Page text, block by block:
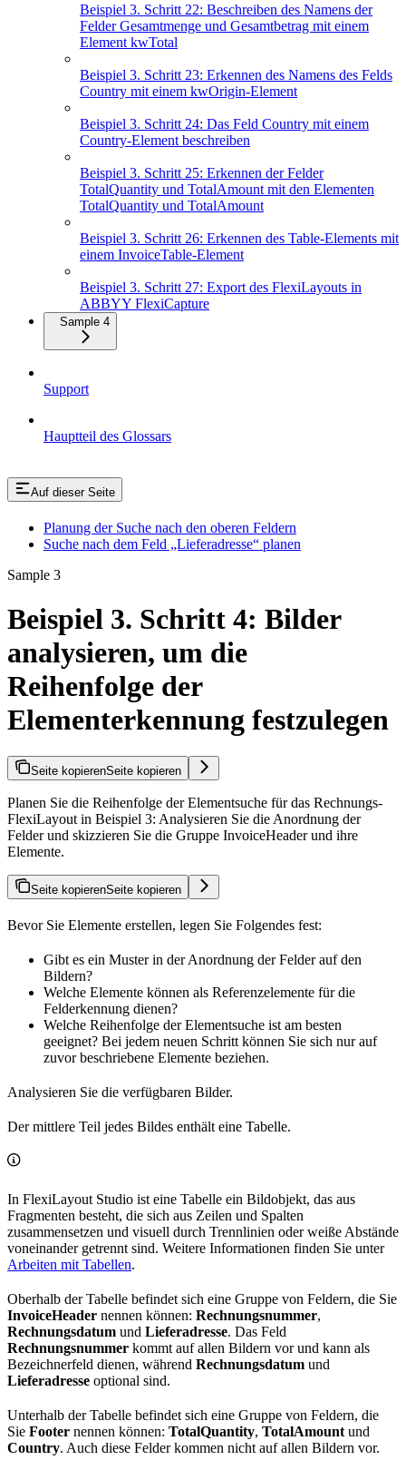
Beispiel 3. Schritt 22: Beschreiben des Namens der
Felder Gesamtmenge und Gesamtbetrag mit einem
Element kwTotal
Beispiel 3. Schritt 23: Erkennen des Namens des Felds
Country mit einem kwOrigin-Element
Beispiel 3. Schritt 24: Das Feld Country mit einem
Country-Element beschreiben
Beispiel 3. Schritt 25: Erkennen der Felder
TotalQuantity und TotalAmount mit den Elementen
TotalQuantity und TotalAmount
Beispiel 3. Schritt 26: Erkennen des Table-Elements mit
einem InvoiceTable-Element
Beispiel 3. Schritt 27: Export des FlexiLayouts in
ABBYY FlexiCapture
Sample 4
Support
Hauptteil des Glossars
Auf dieser Seite
Planung der Suche nach den oberen Feldern
Suche nach dem Feld „Lieferadresse“ planen
Sample 3
Beispiel 3. Schritt 4: Bilder
analysieren, um die
Reihenfolge der
Elementerkennung festzulegen
Seite kopierenSeite kopieren
Planen Sie die Reihenfolge der Elementsuche für das Rechnungs-
FlexiLayout in Beispiel 3: Analysieren Sie die Anordnung der
Felder und skizzieren Sie die Gruppe InvoiceHeader und ihre
Elemente.
Seite kopierenSeite kopieren
Bevor Sie Elemente erstellen, legen Sie Folgendes fest:
Gibt es ein Muster in der Anordnung der Felder auf den
Bildern?
Welche Elemente können als Referenzelemente für die
Felderkennung dienen?
Welche Reihenfolge der Elementsuche ist am besten
geeignet? Bei jedem neuen Schritt können Sie sich nur auf
zuvor beschriebene Elemente beziehen.
Analysieren Sie die verfügbaren Bilder.
Der mittlere Teil jedes Bildes enthält eine Tabelle.
In FlexiLayout Studio ist eine Tabelle ein Bildobjekt, das aus
Fragmenten besteht, die sich aus Zeilen und Spalten
zusammensetzen und visuell durch Trennlinien oder weiße Abstände
voneinander getrennt sind. Weitere Informationen finden Sie unter
Arbeiten mit Tabellen.
Oberhalb der Tabelle befindet sich eine Gruppe von Feldern, die Sie
InvoiceHeader nennen können: Rechnungsnummer,
Rechnungsdatum und Lieferadresse. Das Feld
Rechnungsnummer kommt auf allen Bildern vor und kann als
Bezeichnerfeld dienen, während Rechnungsdatum und
Lieferadresse optional sind.
Unterhalb der Tabelle befindet sich eine Gruppe von Feldern, die
Sie Footer nennen können: TotalQuantity, TotalAmount und
Country. Auch diese Felder kommen nicht auf allen Bildern vor.